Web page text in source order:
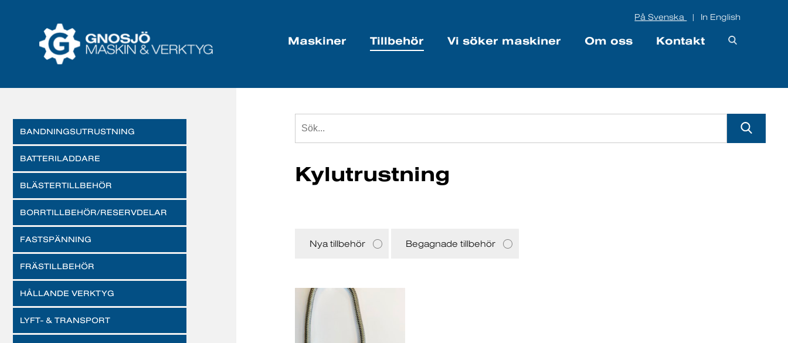
På Svenska In English
Maskiner Tillbehör Vi söker maskiner Om oss Kontakt
BANDNINGSUTRUSTNING
BATTERILADDARE
BLÄSTERTILLBEHÖR
BORRTILLBEHÖR/RESERVDELAR
FASTSPÄNNING
FRÄSTILLBEHÖR
HÅLLANDE VERKTYG
LYFT- & TRANSPORT
Kylutrustning
Nya tillbehör Begagnade tillbehör